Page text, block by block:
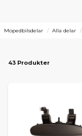
Mopedbilsdelar Alla delar
43 Produkter